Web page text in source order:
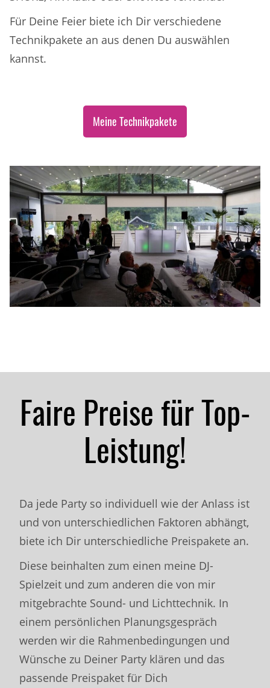
Für Deine Feier biete ich Dir verschiedene
Technikpakete an aus denen Du auswählen
kannst.
Meine Technikpakete
Faire Preise für Top-
Leistung!
Da jede Party so individuell wie der Anlass ist
und von unterschiedlichen Faktoren abhängt,
biete ich Dir unterschiedliche Preispakete an.
Diese beinhalten zum einen meine DJ-
Spielzeit und zum anderen die von mir
mitgebrachte Sound- und Lichttechnik. In
einem persönlichen Planungsgespräch
werden wir die Rahmenbedingungen und
Wünsche zu Deiner Party klären und das
passende Preispaket für Dich